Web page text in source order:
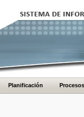
Planificación Procesos